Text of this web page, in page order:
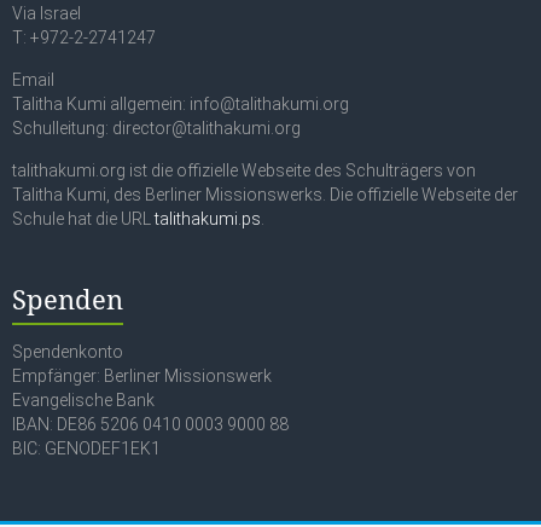
Via Israel
T: +972-2-2741247
Email
Talitha Kumi allgemein: info@talithakumi.org
Schulleitung: director@talithakumi.org
talithakumi.org ist die offizielle Webseite des Schulträgers von
Talitha Kumi, des Berliner Missionswerks. Die offizielle Webseite der
Schule hat die URLtalithakumi.ps
Spenden
Spendenkonto
Empfänger: Berliner Missionswerk
Evangelische Bank
IBAN: DE86 5206 0410 0003 9000 88
BIC: GENODEF1EK1